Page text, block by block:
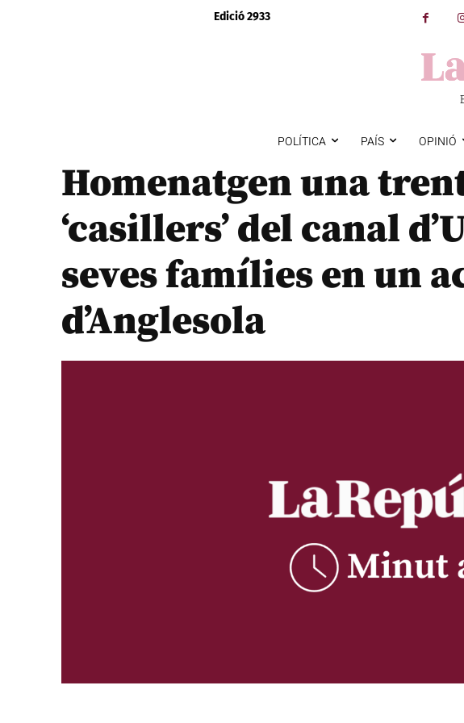
Edició 2933
POLÍTICA PAÍS OPINIÓ
Homenatgen una
‘casillers’ del canal
seves famílies en un
d’Anglesola